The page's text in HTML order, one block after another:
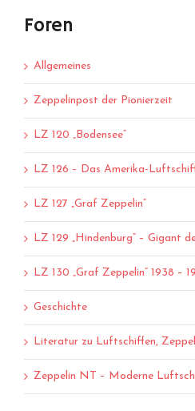
Foren
Allgemeines
Zeppelinpost der Pionierzeit
LZ 120 „Bodensee“
LZ 126 – Das Amerika-
LZ 127 „Graf Zeppelin“
LZ 129 „Hindenburg“ – Gigant
LZ 130 „Graf Zeppelin“ 1938 –
Geschichte
Literatur zu Luftschiffen,
Zeppelin NT – Moderne